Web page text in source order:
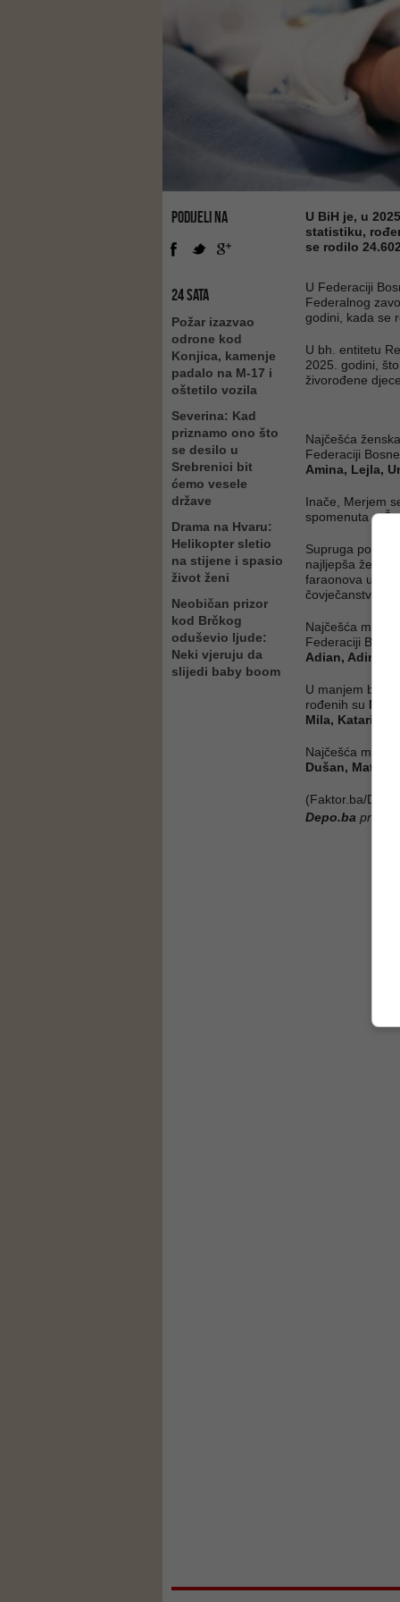
PODIJELI NA
24 SATA
Požar izazvao
odrone kod
Konjica, kamenje
padalo na M-17 i
oštetilo vozila
Severina: Kad
priznamo ono što
se desilo u
Srebrenici bit
ćemo vesele
države
Drama na Hvaru:
Helikopter sletio
na stijene i spasio
život ženi
Neobičan prizor
kod Brčkog
oduševio ljude:
Neki vjeruju da
slijedi baby boom
U BiH je, u
statistiku,
se rodilo
U Federaciji
Federalnog
godini, kada se
U bh. entitetu
2025. godini,
živorođene
Najčešća
Federaciji
Amina, Lejla,
Inače, Merjem
spomenuta u
Supruga
najljepša žena
faraonova u
čovječanstva.
Najčešća
Federaciji BiH
Adian, Adin
U manjem bh.
rođenih su
Mila, Katarina,
Najčešća
Dušan, Matej,
(Faktor.ba/
Depo.ba pratite